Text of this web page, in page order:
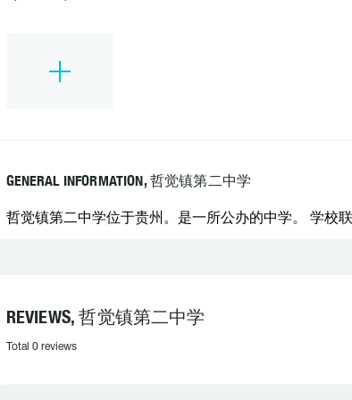
GENERAL INFORMATION, 哲觉镇第二中学
哲觉镇第二中学位于贵州。是一所公办的中学。 学校
REVIEWS, 哲觉镇第二中学
Total 0 reviews